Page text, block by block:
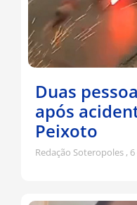
Duas
após
Peixoto
Redação Soteropoles